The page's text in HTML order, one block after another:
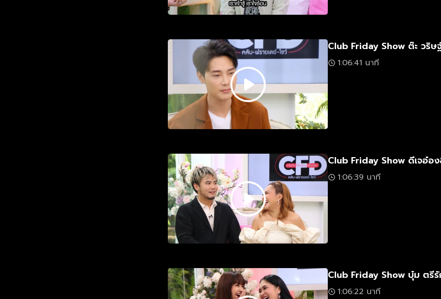
Club Friday Show ต๊ะ วริษ
1:06:41 นาที
Club Friday Show ดีเจอ๋อ
1:06:39 นาที
Club Friday Show บุ๋ม ตรี
1:06:22 นาที